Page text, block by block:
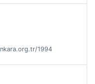
1994